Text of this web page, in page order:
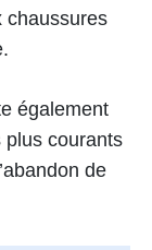
chaussures
également
plus courants
de